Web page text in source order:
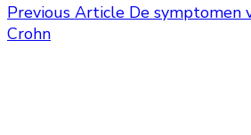
Previous Article De symptomen
Crohn